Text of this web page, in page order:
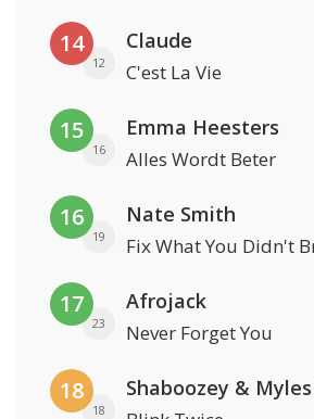
14
12
Claude
C'est La Vie
15
16
Emma Heesters
Alles Wordt Beter
16
19
Nate Smith
Fix What You Didn't
17
23
Afrojack
Never Forget You
18
18
Shaboozey &